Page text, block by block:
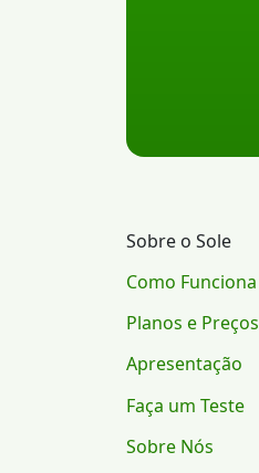
Sobre o Sole
Como Funciona
Planos e Preços
Apresentação
Faça um Teste
Sobre Nós